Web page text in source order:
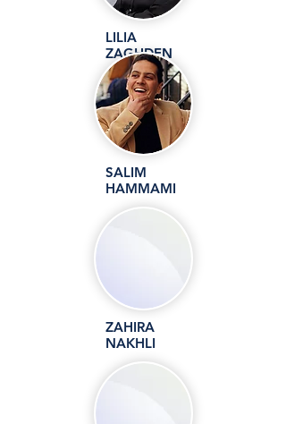
LILIA
ZAGHDEN
Administratio
n
SALIM
HAMMAMI
ZAHIRA
NAKHLI